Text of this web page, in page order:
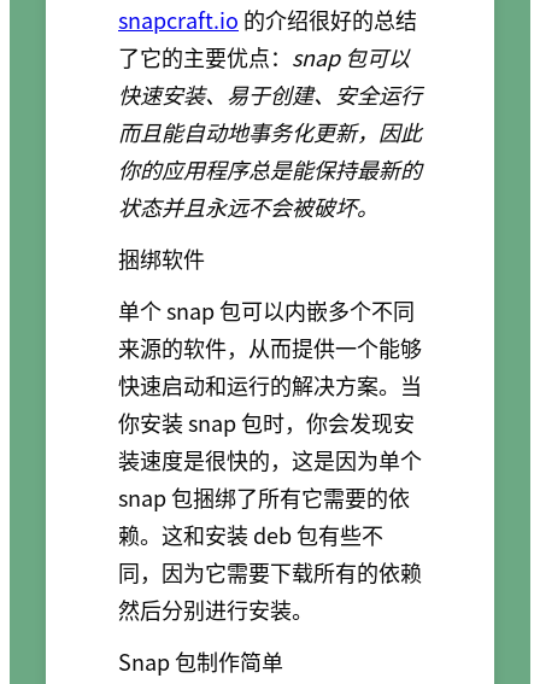
snapcraft.io 的介绍很好的总结
了它的主要优点： snap 包可以
快速安装、易于创建、安全运行
而且能自动地事务化更新，因此
你的应用程序总是能保持最新的
状态并且永远不会被破坏。
捆绑软件
单个 snap 包可以内嵌多个不同
来源的软件，从而提供一个能够
快速启动和运行的解决方案。当
你安装 snap 包时，你会发现安
装速度是很快的，这是因为单个
snap 包捆绑了所有它需要的依
赖。这和安装 deb 包有些不
同，因为它需要下载所有的依赖
然后分别进行安装。
Snap 包制作简单